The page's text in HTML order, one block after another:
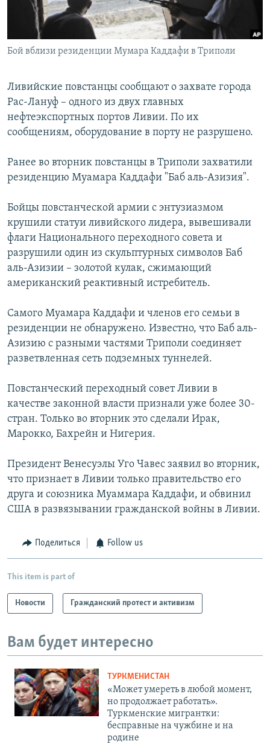
Бой вблизи резиденции Мумара Каддафи в Триполи
Ливийские повстанцы сообщают о захвате города
Рас-Лануф – одного из двух главных
нефтеэкспортных портов Ливии. По их
сообщениям, оборудование в порту не разрушено.
Ранее во вторник повстанцы в Триполи захватили
резиденцию Муамара Каддафи "Баб аль-Азизия".
Бойцы повстанческой армии с энтузиазмом
крушили статуи ливийского лидера, вывешивали
флаги Национального переходного совета и
разрушили один из скульптурных символов Баб
аль-Азизии – золотой кулак, сжимающий
американский реактивный истребитель.
Самого Муамара Каддафи и членов его семьи в
резиденции не обнаружено. Известно, что Баб аль-
Азизию с разными частями Триполи соединяет
разветвленная сеть подземных туннелей.
Повстанческий переходный совет Ливии в
качестве законной власти признали уже более 30-
стран. Только во вторник это сделали Ирак,
Марокко, Бахрейн и Нигерия.
Президент Венесуэлы Уго Чавес заявил во вторник,
что признает в Ливии только правительство его
друга и союзника Муаммара Каддафи, и обвинил
США в развязывании гражданской войны в Ливии.
Поделиться Follow us
This item is part of
Новости Гражданский протест и активизм
Вам будет интересно
ТУРКМЕНИСТАН
«Может умереть в любой момент,
но продолжает работать».
Туркменские мигрантки:
бесправные на чужбине и на
родине